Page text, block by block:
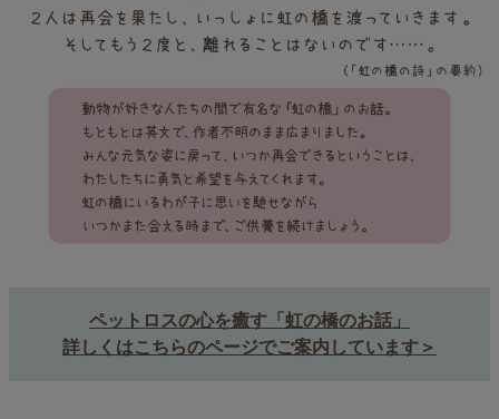
ペットロスの心を癒す「虹の橋のお話」
詳しくはこちらのページでご案内しています＞